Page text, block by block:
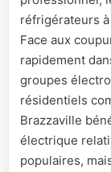
réfrigérateurs
Face aux
rapidement
groupes
résidentiels
Brazzaville
électrique
populaires,